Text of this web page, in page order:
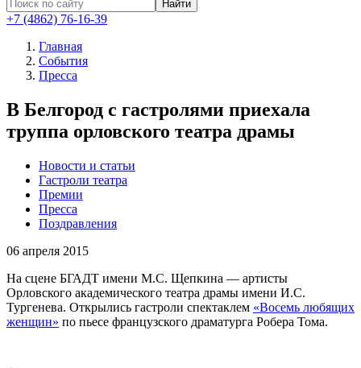
Найти
+7 (4862) 76-16-39
Главная
События
Пресса
В Белгород с гастролями приехала
труппа орловского театра драмы
Новости и статьи
Гастроли театра
Премии
Пресса
Поздравления
06 апреля 2015
На сцене БГАДТ имени М.С. Щепкина — артисты
Орловского академического театра драмы имени И.С.
Тургенева. Открылись гастроли спектаклем «Восемь любящих
женщин» по пьесе французского драматурга Робера Тома.